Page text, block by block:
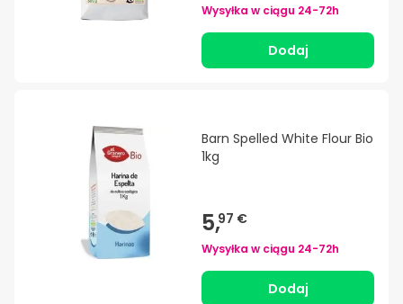
Wysyłka w ciągu 24-72h
Dodaj
Barn Spelled White Flour Bio
1kg
5,97 €
Wysyłka w ciągu 24-72h
Dodaj